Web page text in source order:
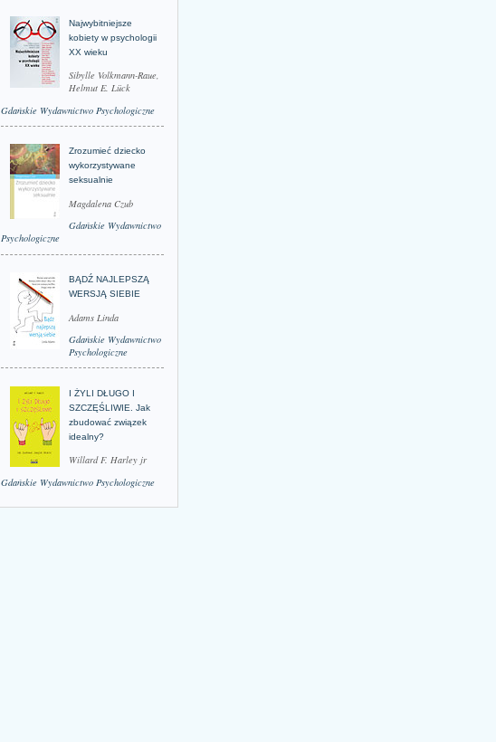
Najwybitniejsze
kobiety w psychologii
XX wieku
Sibylle Volkmann-Raue,
Helmut E. Lück
Gdańskie Wydawnictwo Psychologiczne
Zrozumieć dziecko
wykorzystywane
seksualnie
Magdalena Czub
Gdańskie Wydawnictwo
Psychologiczne
BĄDŹ NAJLEPSZĄ
WERSJĄ SIEBIE
Adams Linda
Gdańskie Wydawnictwo
Psychologiczne
I ŻYLI DŁUGO I
SZCZĘŚLIWIE. Jak
zbudować związek
idealny?
Willard F. Harley jr
Gdańskie Wydawnictwo Psychologiczne